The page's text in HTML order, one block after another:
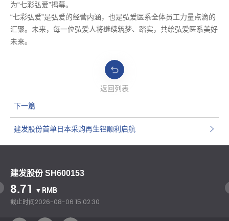
为“七彩弘爱”揭幕。
“七彩弘爱”是弘爱的经营内涵，也是弘爱医系全体员工力量点滴的
汇聚。未来，每一位弘爱人将继续筑梦、踏实，共绘弘爱医系美好
未来。
返回列表
下一篇
建发股份首单日本采购再生铝顺利启航
建发股份 SH600153
8.71 ▼RMB
截止时间2026-08-06 15:02:30